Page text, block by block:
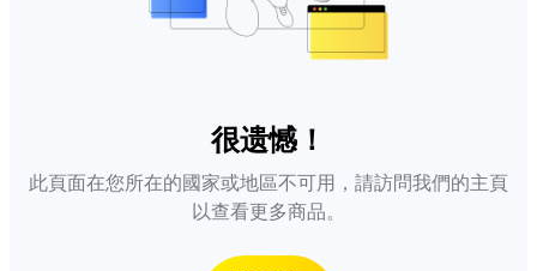
很遗憾！
此頁面在您所在的國家或地區不可用，請訪問我們的主頁
以查看更多商品。